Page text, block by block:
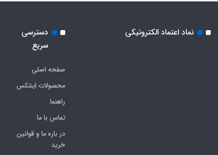
نماد اعتماد الکترونیکی
دسترسی
سریع
صفحه اصلی
محصولات اینتکس
راهنما
تماس با ما
در باره ما و قوانین
خرید